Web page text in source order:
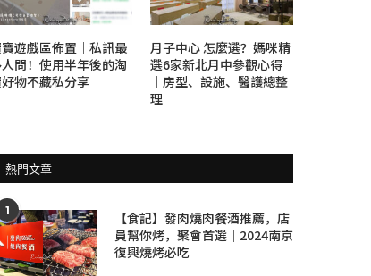
遊戲區佈置｜私訊最
問！使用半年後的淘
物不藏私分享
月子中心 怎麼選？媽咪精
選6家新北月中參觀心得
｜房型、設施、醫護總整
理
熱門文章
1
【食記】發肉燒肉餐酒推薦，店
員幫你烤，聚會首選｜2024南京
復興燒烤必吃